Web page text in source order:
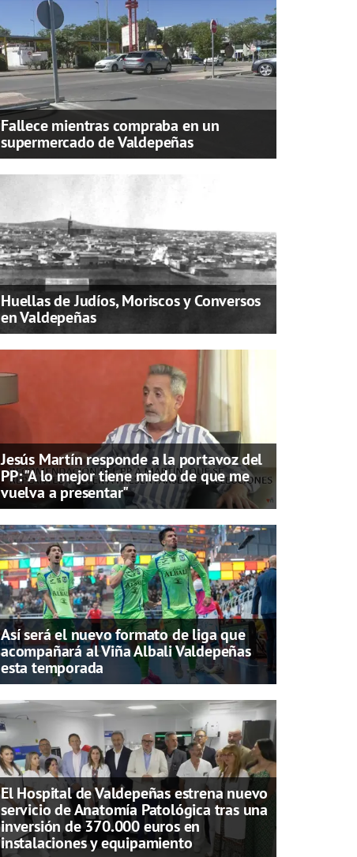
Fallece mientras compraba en un
supermercado de Valdepeñas
Huellas de Judíos, Moriscos y Conversos
en Valdepeñas
Jesús Martín responde a la portavoz del
PP: "A lo mejor tiene miedo de que me
vuelva a presentar"
Así será el nuevo formato de liga que
acompañará al Viña Albali Valdepeñas
esta temporada
El Hospital de Valdepeñas estrena nuevo
servicio de Anatomía Patológica tras una
inversión de 370.000 euros en
instalaciones y equipamiento